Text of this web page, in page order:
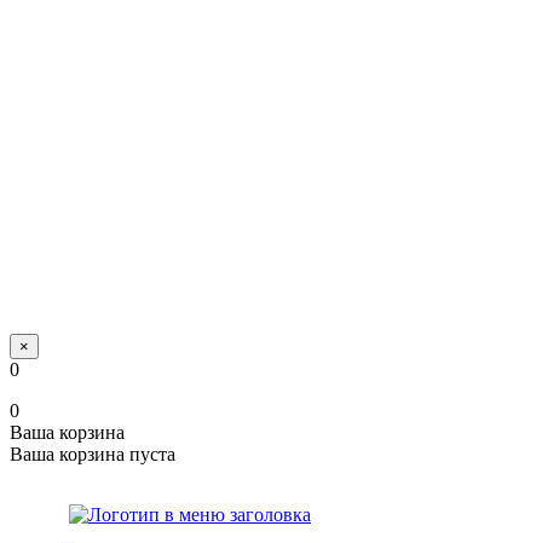
×
0
0
Ваша корзина
Ваша корзина пуста